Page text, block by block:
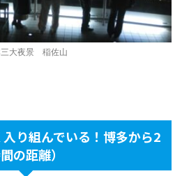
三大夜景 稲佐山
り組んでいる！博多から2
の距離）